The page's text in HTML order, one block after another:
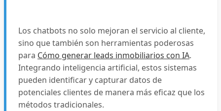
Los chatbots no solo mejoran el servicio al cliente,
sino que también son herramientas poderosas
para Cómo generar leads inmobiliarios con IA.
Integrando inteligencia artificial, estos sistemas
pueden identificar y capturar datos de
potenciales clientes de manera más eficaz que los
métodos tradicionales.